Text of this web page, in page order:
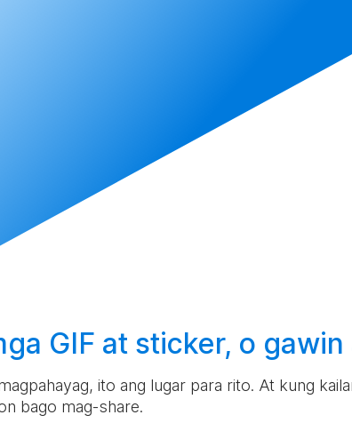
GIF at sticker, o gawin
ito ang lugar para rito. At kung
bago mag-share.